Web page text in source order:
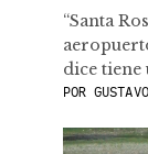
“Santa
dice tiene
POR